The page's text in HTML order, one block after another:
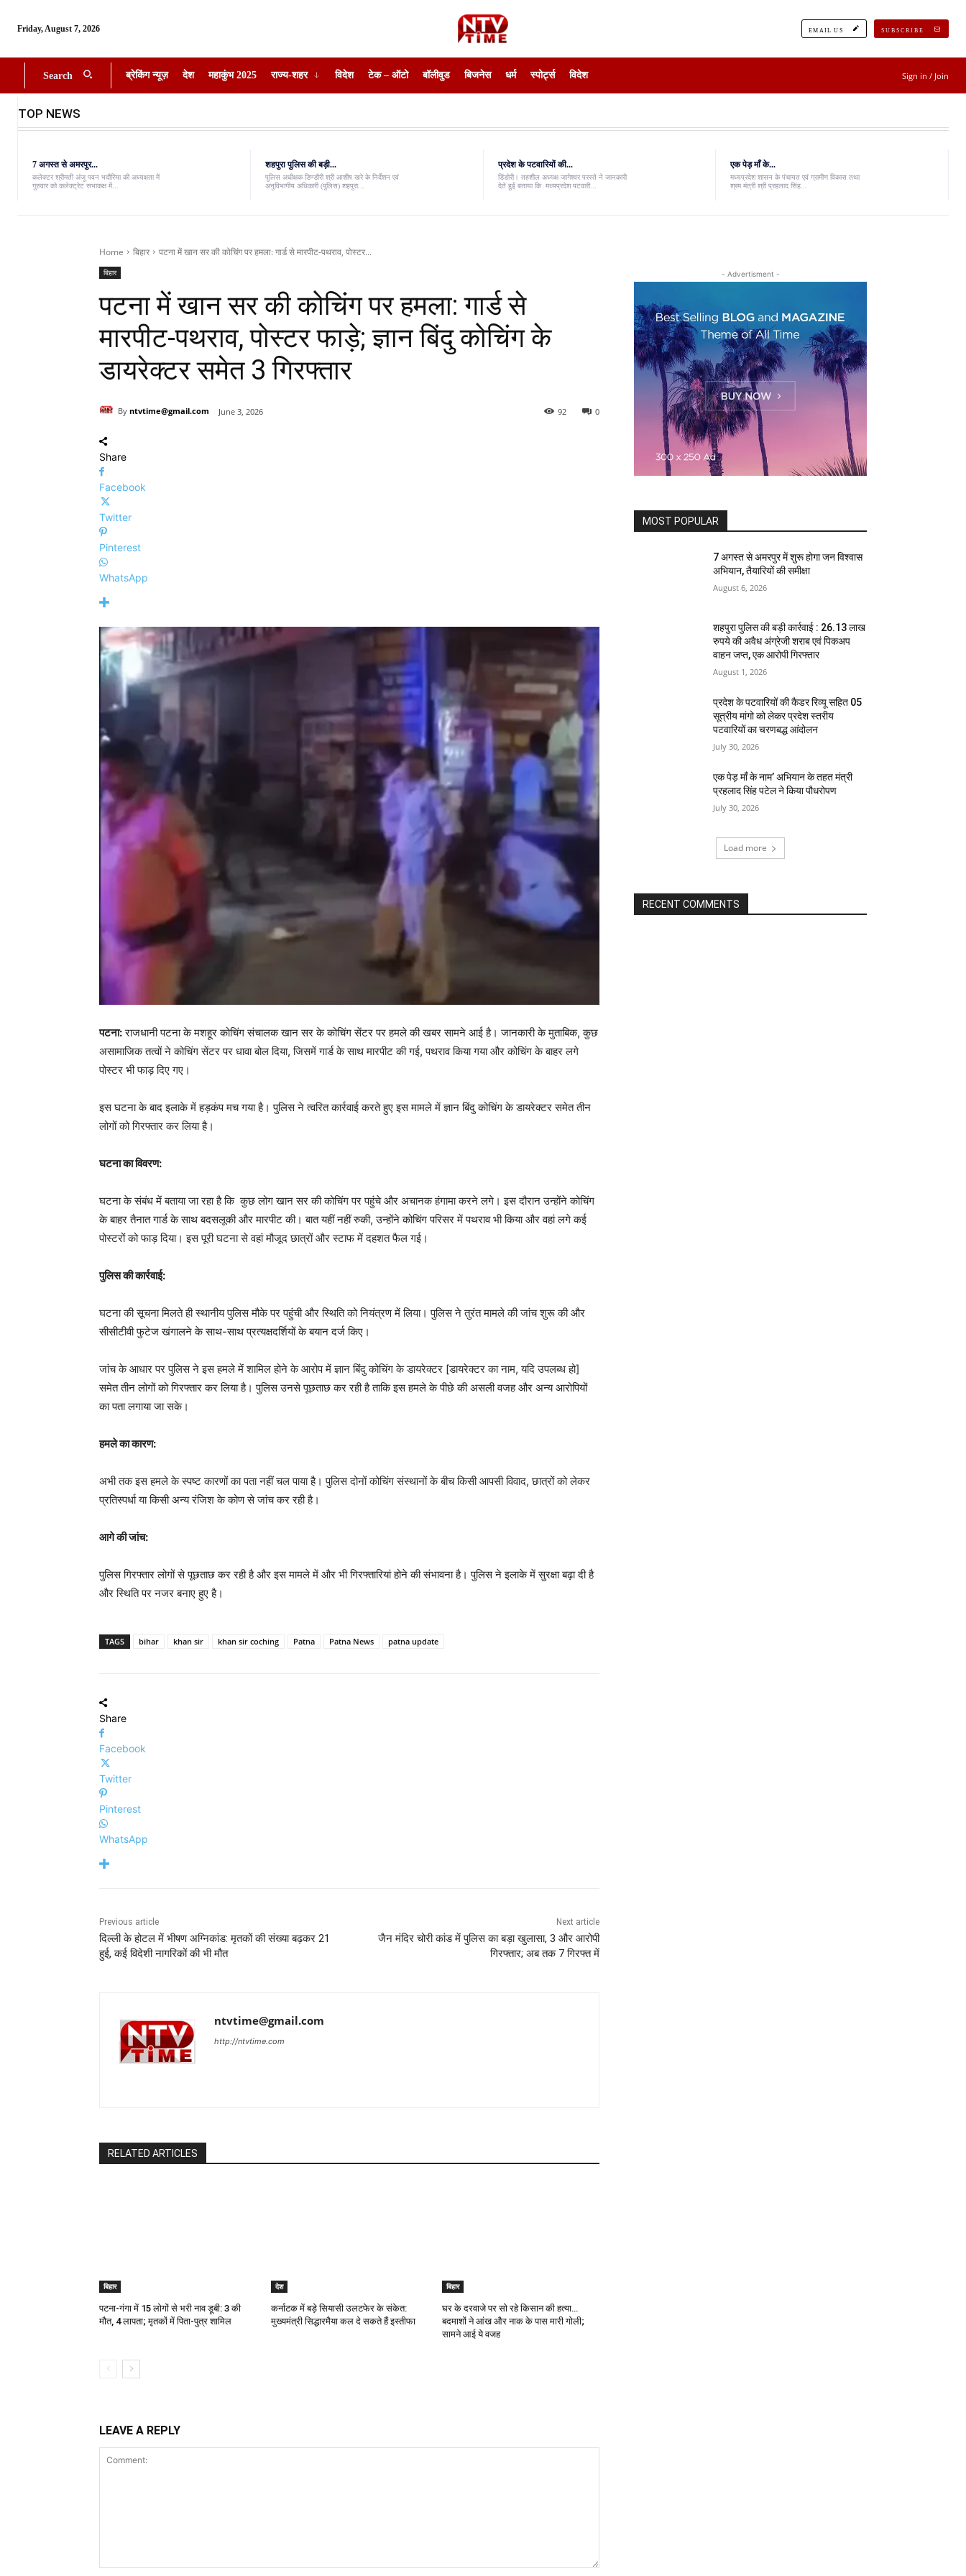
Friday, August 7, 2026 EMAIL US SUBSCRIBE
Search ब्रेकिंग न्यूज़ देश महाकुंभ 2025 राज्य-शहर विदेश टेक – ऑटो बॉलीवुड बिजनेस धर्म स्पोर्ट्स विदेश Sign in / Join
TOP NEWS
7 अगस्त से अमरपुर...
कलेक्टर श्रीमती अंजू पवन भदौरिया की अध्यक्षता में
गुरुवार को कलेक्ट्रेट सभाकक्ष में...
शहपुरा पुलिस की बड़ी...
पुलिस अधीक्षक डिण्डौरी श्री आशीष खरे के निर्देशन एवं
अनुविभागीय अधिकारी (पुलिस) शहपुरा...
प्रदेश के पटवारियों की...
डिंडोरी। तहशील अध्यक्ष जागेश्वर परस्ते ने जानकारी
देते हुई बताया कि मध्यप्रदेश पटवारी...
एक पेड़ माँ के...
मध्यप्रदेश शासन के पंचायत एवं ग्रामीण विकास तथा
श्रम मंत्री श्री प्रहलाद सिंह...
Home बिहार पटना में खान सर की कोचिंग पर हमला: गार्ड से मारपीट-पथराव, पोस्टर...
बिहार
पटना में खान सर की कोचिंग पर हमला: गार्ड से
मारपीट-पथराव, पोस्टर फाड़े; ज्ञान बिंदु कोचिंग के
डायरेक्टर समेत 3 गिरफ्तार
By ntvtime@gmail.com June 3, 2026 0
92
Share
Facebook
Twitter
Pinterest
WhatsApp
पटना:राजधानी पटना के मशहूर कोचिंग संचालक खान सर के कोचिंग सेंटर पर हमले की खबर सामने आई है। जानकारी के मुताबिक, कुछ
असामाजिक तत्वों ने कोचिंग सेंटर पर धावा बोल दिया, जिसमें गार्ड के साथ मारपीट की गई, पथराव किया गया और कोचिंग के बाहर लगे
पोस्टर भी फाड़ दिए गए।
इस घटना के बाद इलाके में हड़कंप मच गया है। पुलिस ने त्वरित कार्रवाई करते हुए इस मामले में ज्ञान बिंदु कोचिंग के डायरेक्टर समेत तीन
लोगों को गिरफ्तार कर लिया है।
घटना का विवरण:
घटना के संबंध में बताया जा रहा है कि कुछ लोग खान सर की कोचिंग पर पहुंचे और अचानक हंगामा करने लगे। इस दौरान उन्होंने कोचिंग
के बाहर तैनात गार्ड के साथ बदसलूकी और मारपीट की। बात यहीं नहीं रुकी, उन्होंने कोचिंग परिसर में पथराव भी किया और वहां लगे कई
पोस्टरों को फाड़ दिया। इस पूरी घटना से वहां मौजूद छात्रों और स्टाफ में दहशत फैल गई।
पुलिस की कार्रवाई:
घटना की सूचना मिलते ही स्थानीय पुलिस मौके पर पहुंची और स्थिति को नियंत्रण में लिया। पुलिस ने तुरंत मामले की जांच शुरू की और
सीसीटीवी फुटेज खंगालने के साथ-साथ प्रत्यक्षदर्शियों के बयान दर्ज किए।
जांच के आधार पर पुलिस ने इस हमले में शामिल होने के आरोप में ज्ञान बिंदु कोचिंग के डायरेक्टर [डायरेक्टर का नाम, यदि उपलब्ध हो]
समेत तीन लोगों को गिरफ्तार कर लिया है। पुलिस उनसे पूछताछ कर रही है ताकि इस हमले के पीछे की असली वजह और अन्य आरोपियों
का पता लगाया जा सके।
हमले का कारण:
अभी तक इस हमले के स्पष्ट कारणों का पता नहीं चल पाया है। पुलिस दोनों कोचिंग संस्थानों के बीच किसी आपसी विवाद, छात्रों को लेकर
प्रतिस्पर्धा या किसी अन्य रंजिश के कोण से जांच कर रही है।
आगे की जांच:
पुलिस गिरफ्तार लोगों से पूछताछ कर रही है और इस मामले में और भी गिरफ्तारियां होने की संभावना है। पुलिस ने इलाके में सुरक्षा बढ़ा दी है
और स्थिति पर नजर बनाए हुए है।
TAGS bihar khan sir khan sir coching Patna Patna News patna update
Share
Facebook
Twitter
Pinterest
WhatsApp
Previous article
दिल्ली के होटल में भीषण अग्निकांड: मृतकों की संख्या बढ़कर 21
हुई, कई विदेशी नागरिकों की भी मौत
Next article
जैन मंदिर चोरी कांड में पुलिस का बड़ा खुलासा, 3 और आरोपी
गिरफ्तार; अब तक 7 गिरफ्त में
ntvtime@gmail.com
http://ntvtime.com
RELATED ARTICLES
बिहार
पटना-गंगा में 15 लोगों से भरी नाव डूबी: 3 की
मौत, 4 लापता; मृतकों में पिता-पुत्र शामिल
देश
कर्नाटक में बड़े सियासी उलटफेर के संकेत:
मुख्यमंत्री सिद्धारमैया कल दे सकते हैं इस्तीफा
बिहार
घर के दरवाजे पर सो रहे किसान की हत्या…
बदमाशों ने आंख और नाक के पास मारी गोली;
सामने आई ये वजह
LEAVE A REPLY
- Advertisment -
MOST POPULAR
7 अगस्त से अमरपुर में शुरू होगा जन विश्वास
अभियान, तैयारियों की समीक्षा
August 6, 2026
शहपुरा पुलिस की बड़ी कार्रवाई : 26.13 लाख
रुपये की अवैध अंग्रेजी शराब एवं पिकअप
वाहन जप्त, एक आरोपी गिरफ्तार
August 1, 2026
प्रदेश के पटवारियों की कैडर रिव्यू सहित 05
सूत्रीय मांगो को लेकर प्रदेश स्तरीय
पटवारियों का चरणबद्ध आंदोलन
July 30, 2026
एक पेड़ माँ के नाम’ अभियान के तहत मंत्री
प्रहलाद सिंह पटेल ने किया पौधरोपण
July 30, 2026
Load more
RECENT COMMENTS